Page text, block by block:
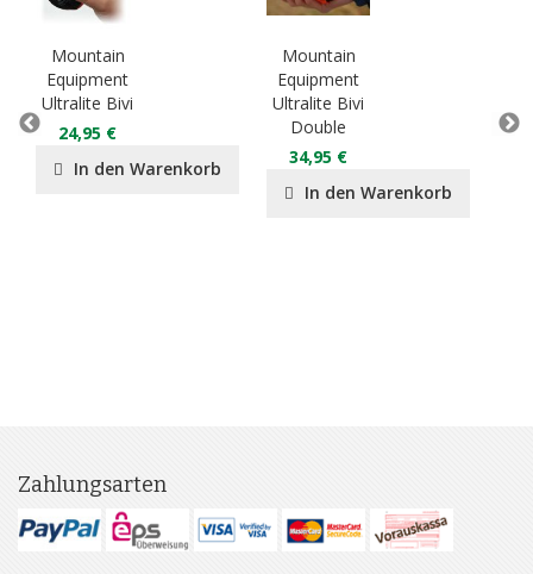
Mountain
Equipment
Ultralite Bivi
24,95 €
In den Warenkorb
Mountain
Equipment
Ultralite Bivi
Double
34,95 €
In den Warenkorb
Zahlungsarten